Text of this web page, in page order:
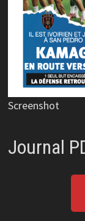
Screenshot
Journal